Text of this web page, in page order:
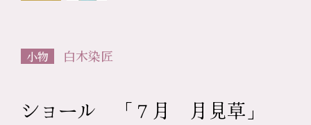
小物 白木染匠
ショール 「７月 月見草」